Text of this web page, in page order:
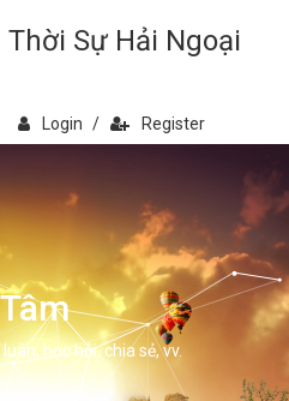
Sự Hải Ngoại
Login / Register
học hỏi, chia sẻ, vv.